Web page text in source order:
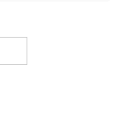
por: